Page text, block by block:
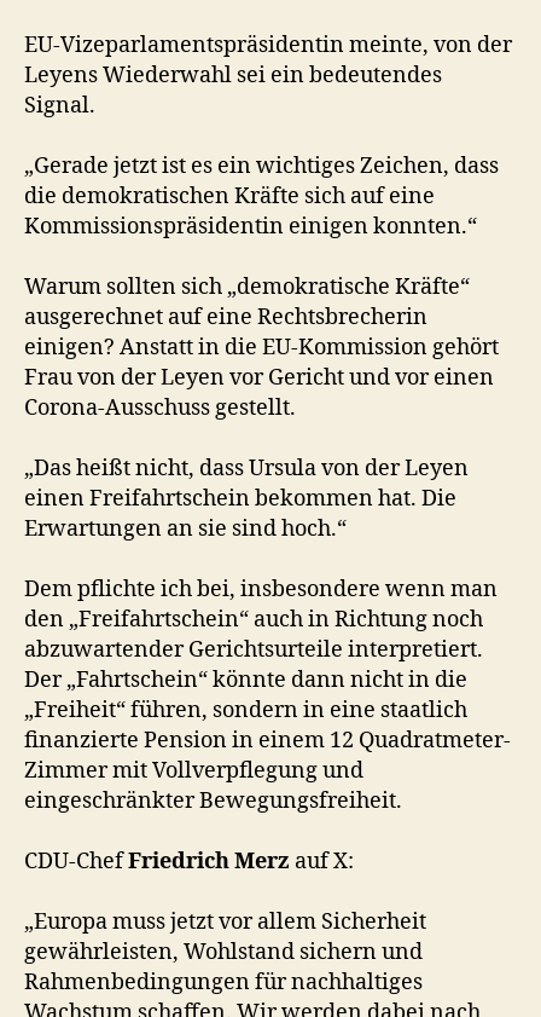
EU-Vizeparlamentspräsidentin meinte, von der
Leyens Wiederwahl sei ein bedeutendes
Signal.
„Gerade jetzt ist es ein wichtiges Zeichen, dass
die demokratischen Kräfte sich auf eine
Kommissionspräsidentin einigen konnten.“
Warum sollten sich „demokratische Kräfte“
ausgerechnet auf eine Rechtsbrecherin
einigen? Anstatt in die EU-Kommission gehört
Frau von der Leyen vor Gericht und vor einen
Corona-Ausschuss gestellt.
„Das heißt nicht, dass Ursula von der Leyen
einen Freifahrtschein bekommen hat. Die
Erwartungen an sie sind hoch.“
Dem pflichte ich bei, insbesondere wenn man
den „Freifahrtschein“ auch in Richtung noch
abzuwartender Gerichtsurteile interpretiert.
Der „Fahrtschein“ könnte dann nicht in die
„Freiheit“ führen, sondern in eine staatlich
finanzierte Pension in einem 12 Quadratmeter-
Zimmer mit Vollverpflegung und
eingeschränkter Bewegungsfreiheit.
CDU-ChefFriedrich Merz auf X:
„Europa muss jetzt vor allem Sicherheit
gewährleisten, Wohlstand sichern und
Rahmenbedingungen für nachhaltiges